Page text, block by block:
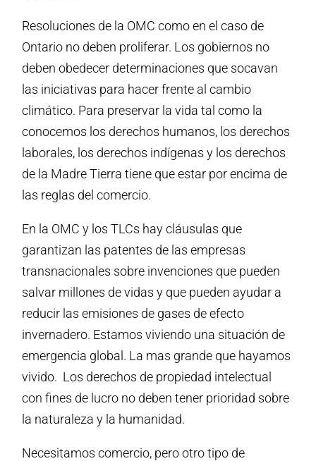
Resoluciones de la OMC como en el caso de
Ontario no deben proliferar. Los gobiernos no
deben obedecer determinaciones que socavan
las iniciativas para hacer frente al cambio
climático. Para preservar la vida tal como la
conocemos los derechos humanos, los derechos
laborales, los derechos indígenas y los derechos
de la Madre Tierra tiene que estar por encima de
las reglas del comercio.
En la OMC y los TLCs hay cláusulas que
garantizan las patentes de las empresas
transnacionales sobre invenciones que pueden
salvar millones de vidas y que pueden ayudar a
reducir las emisiones de gases de efecto
invernadero. Estamos viviendo una situación de
emergencia global. La mas grande que hayamos
vivido. Los derechos de propiedad intelectual
con fines de lucro no deben tener prioridad sobre
la naturaleza y la humanidad.
Necesitamos comercio, pero otro tipo de